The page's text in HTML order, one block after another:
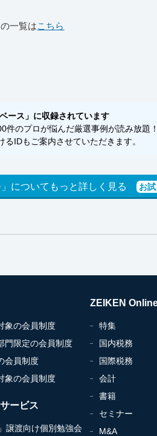
一覧はこちら
ース」に収録されています
件のプロが悩んだ厳選事例が読み放題
IDもご案内させていただきます。
についてもっと詳しく見る お
象の会員制度
門限定の会員制度
会員制度
象の会員制度
ービス
譲渡向け個別勉強会
ZEIKEN
特集
国内税務
国際税務
会計
書籍
セミナー
M&A